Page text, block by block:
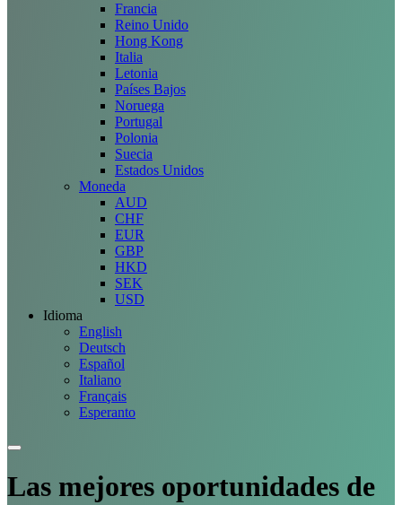
Francia
Reino Unido
Hong Kong
Italia
Letonia
Países Bajos
Noruega
Portugal
Polonia
Suecia
Estados Unidos
Moneda
AUD
CHF
EUR
GBP
HKD
SEK
USD
Idioma
English
Deutsch
Español
Italiano
Français
Esperanto
Las mejores oportunidades de